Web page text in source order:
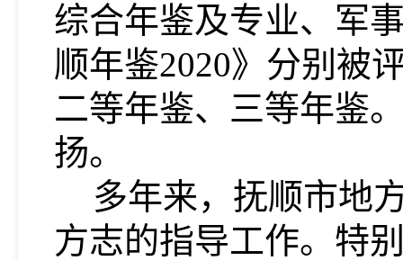
综合年鉴及专业、军
顺年鉴2020》分别被
二等年鉴、三等年鉴
扬。
多年来，抚顺市地
方志的指导工作。特